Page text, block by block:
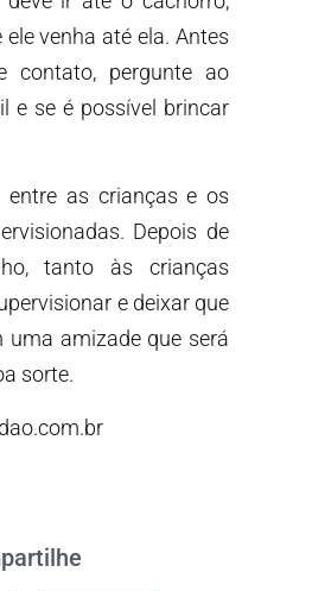
venha até ela. Antes
contato, pergunte ao
e se é possível brincar
entre as crianças e os
Depois de
tanto às crianças
e deixar que
uma amizade que será
sorte.